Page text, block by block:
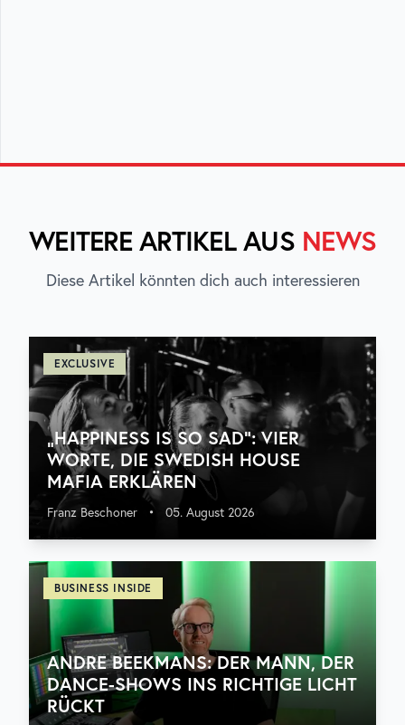
WEITERE ARTIKEL AUS NEWS
Diese Artikel könnten dich auch interessieren
EXCLUSIVE
„HAPPINESS IS SO SAD“: VIER
WORTE, DIE SWEDISH HOUSE
MAFIA ERKLÄREN
Franz Beschoner • 05. August 2026
BUSINESS INSIDE
ANDRE BEEKMANS: DER MANN, DER
DANCE-SHOWS INS RICHTIGE LICHT
RÜCKT